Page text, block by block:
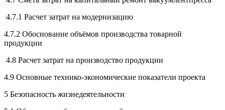
4.7.1 Расчет затрат на модернизацию
4.7.2 Обоснование объёмов производства товарной
продукции
4.8 Расчет затрат на производство продукции
4.9 Основные технико-экономические показатели проекта
5 Безопасность жизнедеятельности